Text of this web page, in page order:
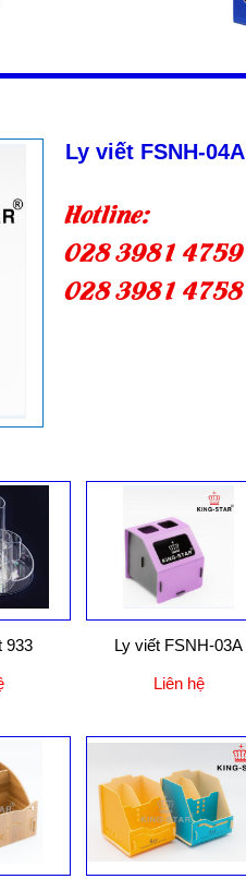
Ly viết FSNH-04A
Hotline:
028 3981 4759
028 3981 4758
933 Ly viết FSNH-03A
Liên hệ